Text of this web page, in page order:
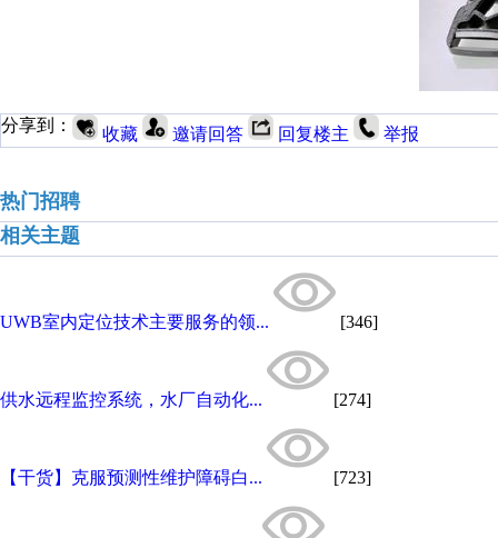
分享到： 收藏 邀请回答 回复楼主 举报
热门招聘
相关主题
UWB室内定位技术主要服务的领... [346]
供水远程监控系统，水厂自动化... [274]
【干货】克服预测性维护障碍白... [723]